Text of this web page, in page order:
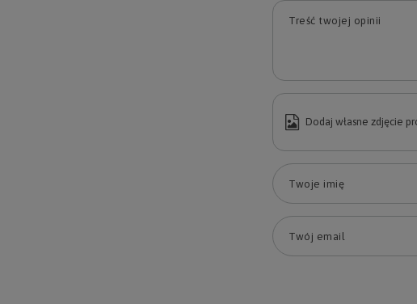
Treść twojej opinii
Dodaj własne zdjęcie
Twoje imię
Twój email